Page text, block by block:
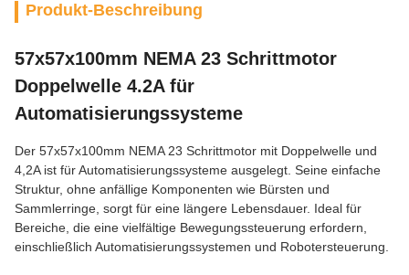
Produkt-Beschreibung
57x57x100mm NEMA 23 Schrittmotor
Doppelwelle 4.2A für
Automatisierungssysteme
Der 57x57x100mm NEMA 23 Schrittmotor mit Doppelwelle und
4,2A ist für Automatisierungssysteme ausgelegt. Seine einfache
Struktur, ohne anfällige Komponenten wie Bürsten und
Sammlerringe, sorgt für eine längere Lebensdauer. Ideal für
Bereiche, die eine vielfältige Bewegungssteuerung erfordern,
einschließlich Automatisierungssystemen und Robotersteuerung.